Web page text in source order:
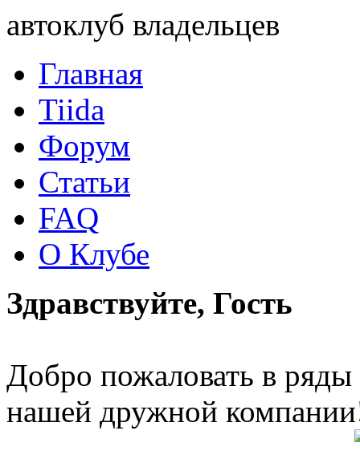
автоклуб владельцев
Главная
Tiida
Форум
Статьи
FAQ
О Клубе
Здравствуйте, Гость
Добро пожаловать в ряды
нашей дружной